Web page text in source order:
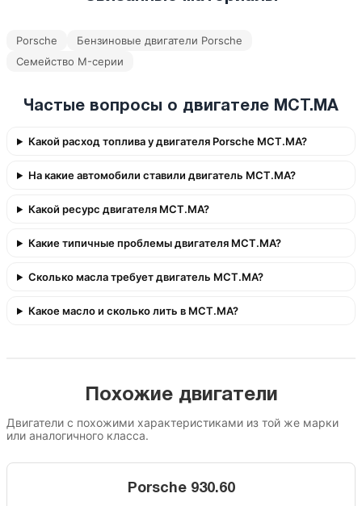
Porsche
Бензиновые двигатели Porsche
Семейство M-серии
Частые вопросы о двигателе MCT.MA
Какой расход топлива у двигателя Porsche MCT.MA?
На какие автомобили ставили двигатель MCT.MA?
Какой ресурс двигателя MCT.MA?
Какие типичные проблемы двигателя MCT.MA?
Сколько масла требует двигатель MCT.MA?
Какое масло и сколько лить в MCT.MA?
Похожие двигатели
Двигатели с похожими характеристиками из той же марки
или аналогичного класса.
Porsche 930.60